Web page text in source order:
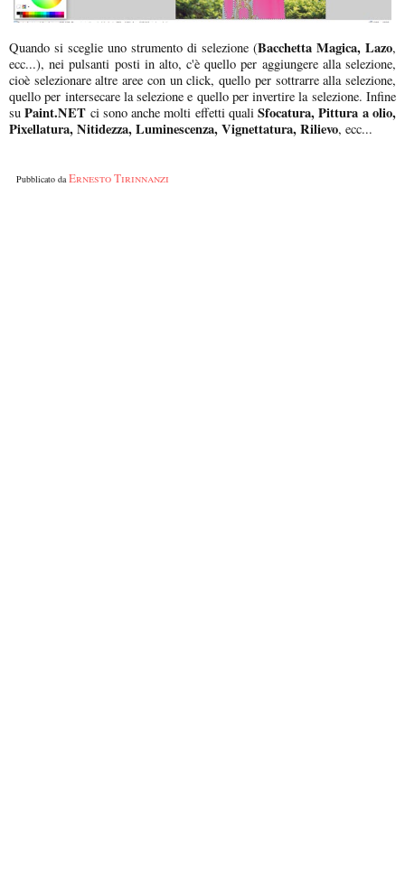
Quando si sceglie uno strumento di selezione (Bacchetta Magica, Lazo,
ecc...), nei pulsanti posti in alto, c'è quello per aggiungere alla selezione,
cioè selezionare altre aree con un click, quello per sottrarre alla selezione,
quello per intersecare la selezione e quello per invertire la selezione. Infine
suPaint.NET ci sono anche molti effetti qualiSfocatura, Pittura a olio,
Pixellatura, Nitidezza, Luminescenza, Vignettatura, Rilievo, ecc...
Pubblicato daErnesto Tirinnanzi